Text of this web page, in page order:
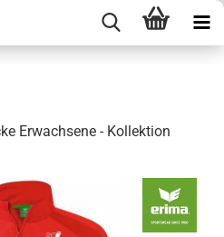
Erwachsene - Kollektion